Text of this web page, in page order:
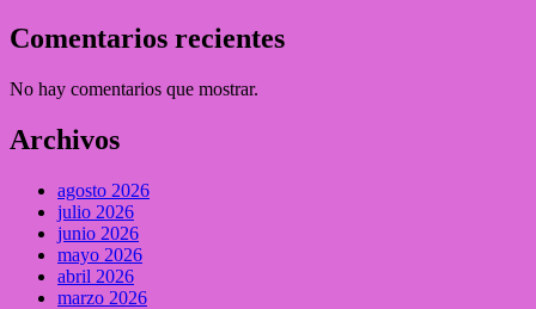
Comentarios recientes
No hay comentarios que mostrar.
Archivos
agosto 2026
julio 2026
junio 2026
mayo 2026
abril 2026
marzo 2026